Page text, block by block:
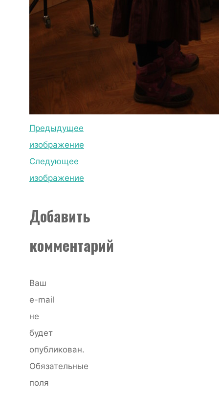
Предыдущее
изображение
Следующее
изображение
Добавить
комментарий
Ваш
e-mail
не
будет
опубликован.
Обязательные
поля